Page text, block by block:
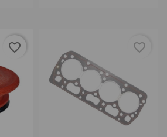
favorite_border favorite_border